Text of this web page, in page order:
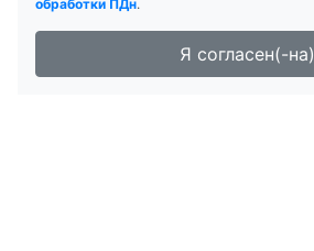
обработки ПДн.
Я согласен(-на)